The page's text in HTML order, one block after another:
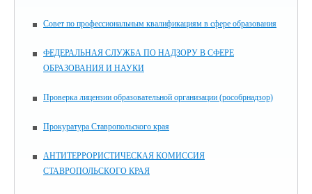
Совет по профессиональным квалификациям в сфере образования
ФЕДЕРАЛЬНАЯ СЛУЖБА ПО НАДЗОРУ В СФЕРЕ
ОБРАЗОВАНИЯ И НАУКИ
Проверка лицензии образовательной организации (рособрнадзор)
Прокуратура Ставропольского края
АНТИТЕРРОРИСТИЧЕСКАЯ КОМИССИЯ
СТАВРОПОЛЬСКОГО КРАЯ